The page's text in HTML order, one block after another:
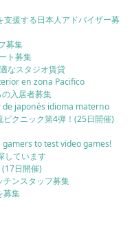
支援する日本人アドバイザー募
募集
ト募集
なスタジオ賃貸
en zona Pacifico
入居者募集
japonés idioma materno
クニック第4弾！(25日開催)
gamers to test video games!
しています
日開催)
チンスタッフ募集
募集